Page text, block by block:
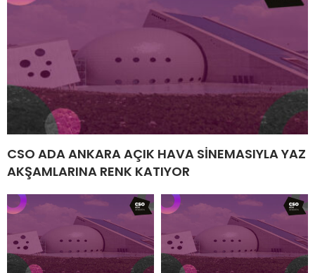
CSO ADA ANKARA AÇIK HAVA SİNEMASIYLA YAZ
AKŞAMLARINA RENK KATIYOR